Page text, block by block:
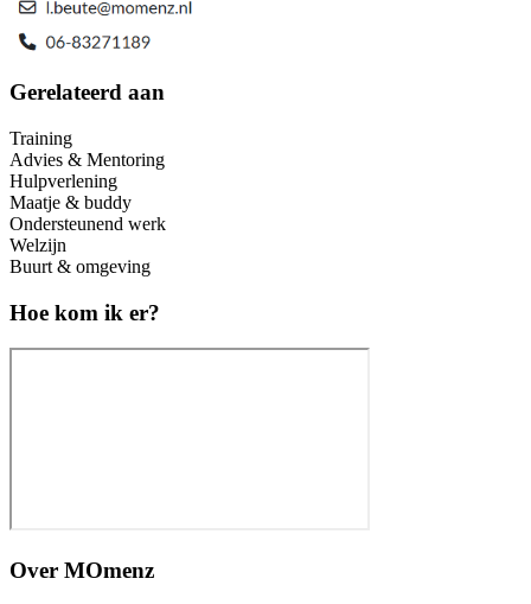
Gerelateerd aan
Training
Advies & Mentoring
Hulpverlening
Maatje & buddy
Ondersteunend werk
Welzijn
Buurt & omgeving
Hoe kom ik er?
Over MOmenz